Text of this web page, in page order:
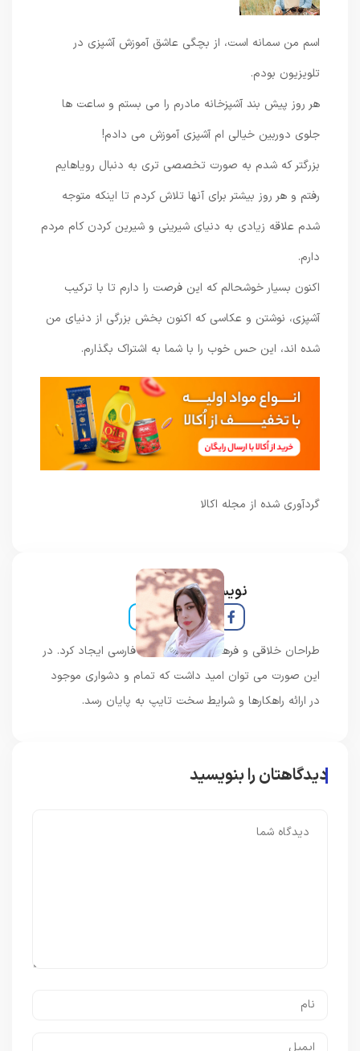
اسم من سمانه است، از بچگی عاشق آموزش آشپزی در
تلویزیون بودم.
هر روز پیش بند آشپزخانه مادرم را می بستم و ساعت ها
جلوی دوربین خیالی ام آشپزی آموزش می دادم!
بزرگتر که شدم به صورت تخصصی تری به دنبال رویاهایم
رفتم و هر روز بیشتر برای آنها تلاش کردم تا اینکه متوجه
شدم علاقه زیادی به دنیای شیرینی و شیرین کردن کام مردم
اکنون بسیار خوشحالم که این فرصت را دارم تا با ترکیب
آشپزی، نوشتن و عکاسی که اکنون بخش بزرگی از دنیای من
شده اند، این حس خوب را با شما به اشتراک بگذارم.
گردآوری شده از مجله اکالا
نویسنده و خبرنگار
طراحان خلاقی و فرهنگ پیشرو در زبان فارسی ایجاد کرد. در
این صورت می توان امید داشت که تمام و دشواری موجود
در ارائه راهکارها و شرایط سخت تایپ به پایان رسد.
دیدگاهتان را بنویسید